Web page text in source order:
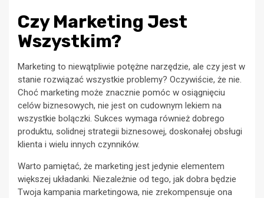
Czy Marketing Jest
Wszystkim?
Marketing to niewątpliwie potężne narzędzie, ale czy jest w
stanie rozwiązać wszystkie problemy? Oczywiście, że nie.
Choć marketing może znacznie pomóc w osiągnięciu
celów biznesowych, nie jest on cudownym lekiem na
wszystkie bolączki. Sukces wymaga również dobrego
produktu, solidnej strategii biznesowej, doskonałej obsługi
klienta i wielu innych czynników.
Warto pamiętać, że marketing jest jedynie elementem
większej układanki. Niezależnie od tego, jak dobra będzie
Twoja kampania marketingowa, nie zrekompensuje ona